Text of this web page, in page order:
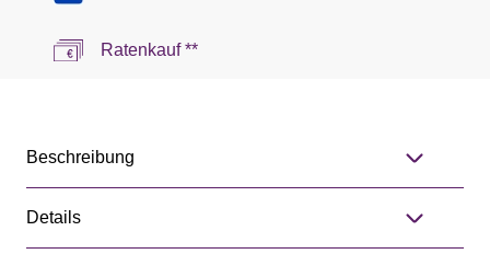
Ratenkauf **
Beschreibung
Details